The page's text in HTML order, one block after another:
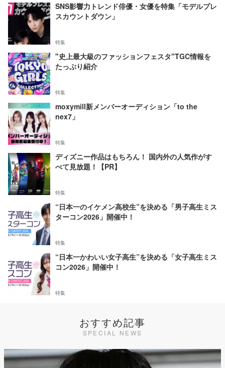
SNS影響力トレンド俳優・女優を特集「モデルプレ
スカウントダウン」
特集
"史上最大級のファッションフェスタ"TGC情報を
たっぷり紹介
特集
moxymill新メンバーオーディション「to the
nex7」
特集
ディズニー作品はもちろん！ 国内外の人気作がす
べて見放題！【PR】
特集
“日本一のイケメン高校生”を決める「男子高生ミス
ターコン2026」開催中！
特集
“日本一かわいい女子高生”を決める「女子高生ミス
コン2026」開催中！
特集
おすすめ記事
SPECIAL NEWS